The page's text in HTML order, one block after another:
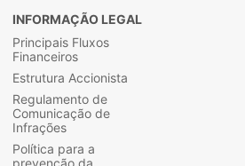
INFORMAÇÃO LEGAL
Principais Fluxos
Financeiros
Estrutura Accionista
Regulamento de
Comunicação de
Infrações
Política para a
prevenção da